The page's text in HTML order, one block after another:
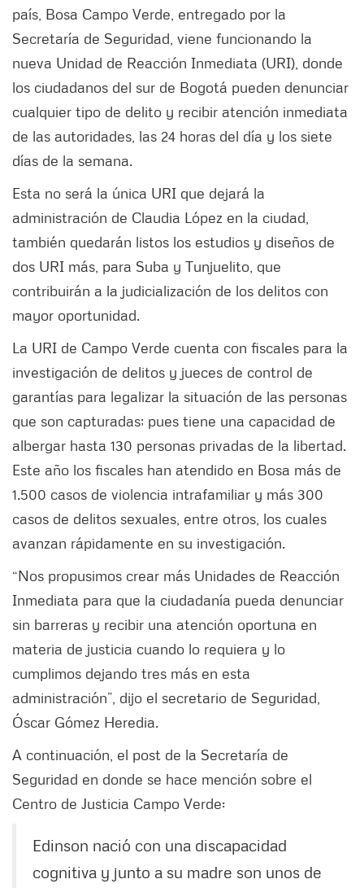
país, Bosa Campo Verde, entregado por la
Secretaría de Seguridad, viene funcionando la
nueva Unidad de Reacción Inmediata (URI), donde
los ciudadanos del sur de Bogotá pueden denunciar
cualquier tipo de delito y recibir atención inmediata
de las autoridades, las 24 horas del día y los siete
días de la semana.
Esta no será la única URI que dejará la
administración de Claudia López en la ciudad,
también quedarán listos los estudios y diseños de
dos URI más, para Suba y Tunjuelito, que
contribuirán a la judicialización de los delitos con
mayor oportunidad.
La URI de Campo Verde cuenta con fiscales para la
investigación de delitos y jueces de control de
garantías para legalizar la situación de las personas
que son capturadas; pues tiene una capacidad de
albergar hasta 130 personas privadas de la libertad.
Este año los fiscales han atendido en Bosa más de
1.500 casos de violencia intrafamiliar y más 300
casos de delitos sexuales, entre otros, los cuales
avanzan rápidamente en su investigación.
“Nos propusimos crear más Unidades de Reacción
Inmediata para que la ciudadanía pueda denunciar
sin barreras y recibir una atención oportuna en
materia de justicia cuando lo requiera y lo
cumplimos dejando tres más en esta
administración”, dijo el secretario de Seguridad,
Óscar Gómez Heredia.
A continuación, el post de la Secretaría de
Seguridad en donde se hace mención sobre el
Centro de Justicia Campo Verde:
Edinson nació con una discapacidad
cognitiva y junto a su madre son unos de